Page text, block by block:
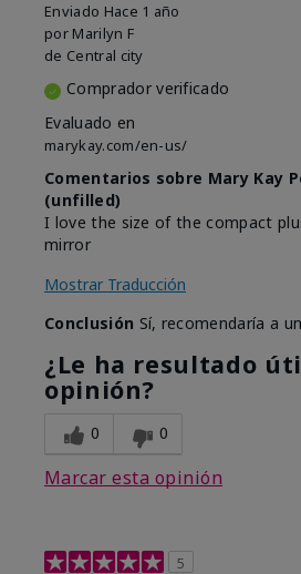
Enviado Hace 1 año
por Marilyn F
de Central city
Comprador verificado
Evaluado en
marykay.com/en-us/
Comentarios sobre Mary Kay
(unfilled)
I love the size of the compact
mirror
Mostrar Traducción
Conclusión Sí, recomendaría a
¿Le ha resultado
opinión?
0 0
Marcar esta opinión
5